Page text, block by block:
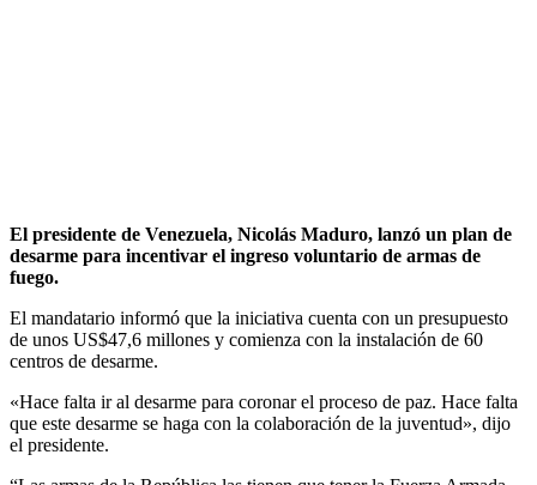
El presidente de Venezuela, Nicolás Maduro, lanzó un plan de
desarme para incentivar el ingreso voluntario de armas de
fuego.
El mandatario informó que la iniciativa cuenta con un presupuesto
de unos US$47,6 millones y comienza con la instalación de 60
centros de desarme.
«Hace falta ir al desarme para coronar el proceso de paz. Hace falta
que este desarme se haga con la colaboración de la juventud», dijo
el presidente.